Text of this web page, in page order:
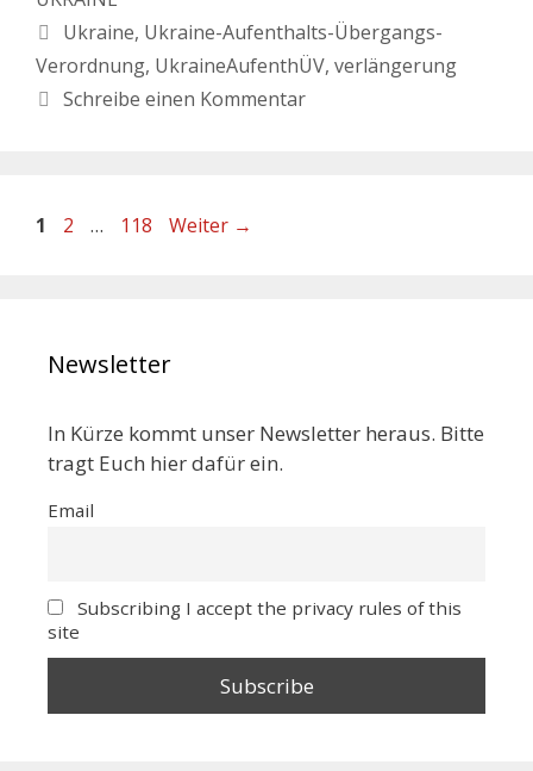
Ukraine, Ukraine-Aufenthalts-Übergangs-
Verordnung, UkraineAufenthÜV, verlängerung
Schreibe einen Kommentar
1 2 … 118 Weiter →
Newsletter
In Kürze kommt unser Newsletter heraus. Bitte
tragt Euch hier dafür ein.
Email
Subscribing I accept the privacy rules of this
site